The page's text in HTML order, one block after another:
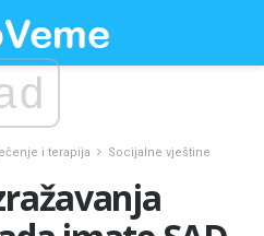
i terapija Socijalne vještine